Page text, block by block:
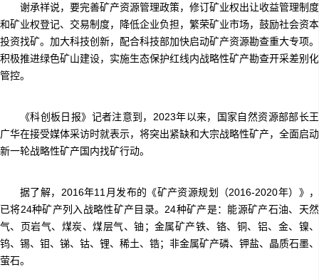
谢承祥说，要完善矿产资源管理政策，修订矿业权出让收益管理制度
和矿业权登记、交易制度，降低企业负担，繁荣矿业市场，鼓励社会资本
投资找矿。加大科技创新，配合科技部加快启动矿产资源勘查重大专项。
积极推进绿色矿山建设，实施生态保护红线内战略性矿产勘查开采差别化
管控。
《科创板日报》记者注意到，2023年以来，国家自然资源部部长王
广华在接受媒体采访时就表示，将突出紧缺和大宗战略性矿产，全面启动
新一轮战略性矿产国内找矿行动。
据了解，2016年11月发布的《矿产资源规划（2016-2020年）》，
已将24种矿产列入战略性矿产目录。24种矿产是：能源矿产石油、天然
气、页岩气、煤炭、煤层气、铀；金属矿产铁、铬、铜、铝、金、镍、
钨、锡、钼、锑、钴、锂、稀土、锆；非金属矿产磷、钾盐、晶质石墨、
萤石。